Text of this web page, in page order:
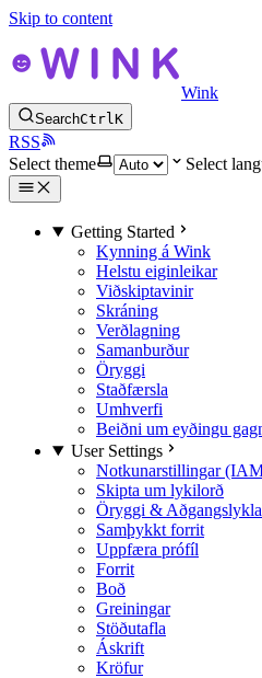
Skip to content
Wink
SearchCtrlK
RSS
Select theme
Select
Getting Started
Kynning á Wink
Helstu eiginleikar
Viðskiptavinir
Skráning
Verðlagning
Samanburður
Öryggi
Staðfærsla
Umhverfi
Beiðni um eyðingu
User Settings
Notkunarstillingar
Skipta um lykilorð
Öryggi &
Samþykkt forrit
Uppfæra prófíl
Forrit
Boð
Greiningar
Stöðutafla
Áskrift
Kröfur